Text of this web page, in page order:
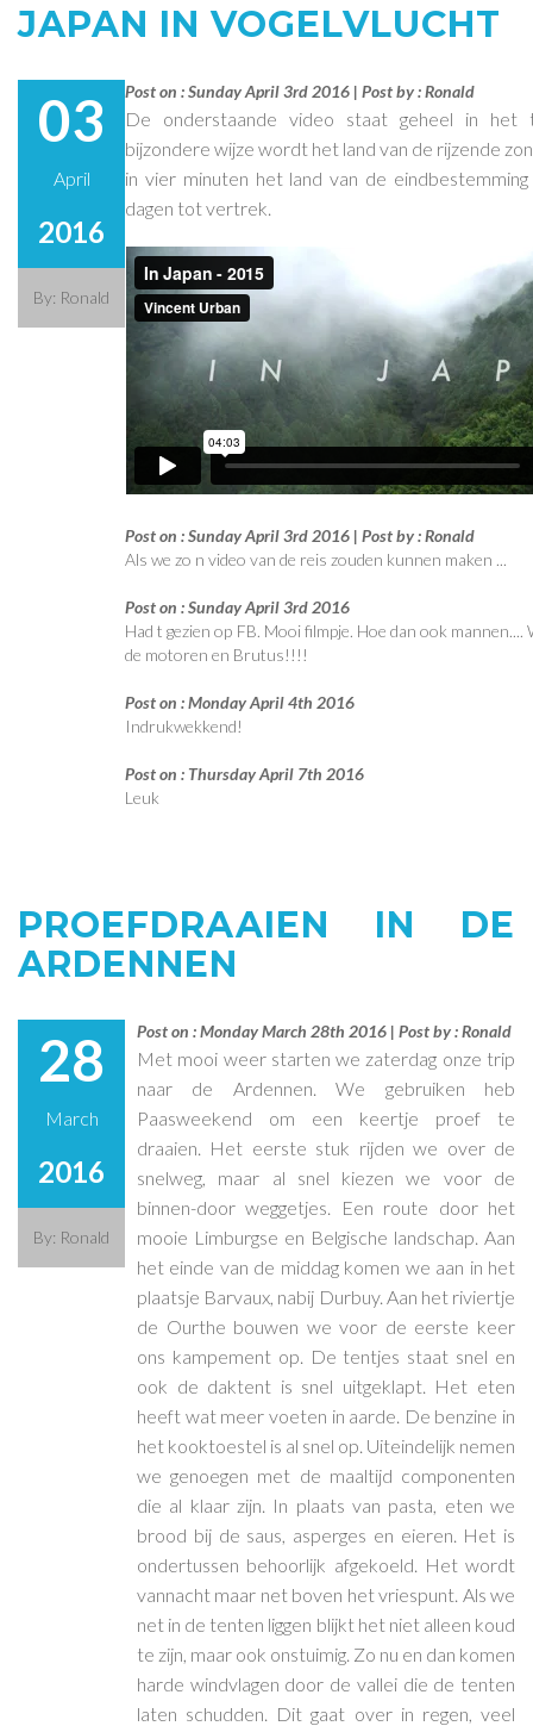
JAPAN IN VOGELVLUCHT
03
April
2016
By: Ronald
Post on : Sunday April 3rd 2016 | Post by : Ronald
De onderstaande video staat geheel in het
bijzondere wijze wordt het land van de rijzende
in vier minuten het land van de
dagen tot vertrek.
Post on : Sunday April 3rd 2016 | Post by : Ronald
Als we zo n video van de reis zouden kunnen maken ...
Post on : Sunday April 3rd 2016
Had t gezien op FB. Mooi filmpje. Hoe dan ook
de motoren en Brutus!!!!
Post on : Monday April 4th 2016
Indrukwekkend!
Post on : Thursday April 7th 2016
Leuk
PROEFDRAAIEN IN DE
ARDENNEN
28
March
2016
By: Ronald
Post on : Monday March 28th 2016 | Post by : Ronald
Met mooi weer starten we zaterdag onze trip
naar de Ardennen. We gebruiken heb
Paasweekend om een keertje proef te
draaien. Het eerste stuk rijden we over de
snelweg, maar al snel kiezen we voor de
binnen-door weggetjes. Een route door het
mooie Limburgse en Belgische landschap. Aan
het einde van de middag komen we aan in het
plaatsje Barvaux, nabij Durbuy. Aan het riviertje
de Ourthe bouwen we voor de eerste keer
ons kampement op. De tentjes staat snel en
ook de daktent is snel uitgeklapt. Het eten
heeft wat meer voeten in aarde. De benzine in
het kooktoestel is al snel op. Uiteindelijk nemen
we genoegen met de maaltijd componenten
die al klaar zijn. In plaats van pasta, eten we
brood bij de saus, asperges en eieren. Het is
ondertussen behoorlijk afgekoeld. Het wordt
vannacht maar net boven het vriespunt. Als we
net in de tenten liggen blijkt het niet alleen koud
te zijn, maar ook onstuimig. Zo nu en dan komen
harde windvlagen door de vallei die de tenten
laten schudden. Dit gaat over in regen, veel